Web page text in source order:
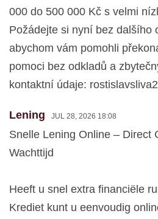
000 do 500 000 Kč s velmi
Požádejte si nyní bez dalšího
abychom vám pomohli
pomoci bez odkladů a
kontaktní údaje:
Lening JUL 28, 2026 18:08
Snelle Lening Online – Direct
Wachttijd
Heeft u snel extra financiële
Krediet kunt u eenvoudig